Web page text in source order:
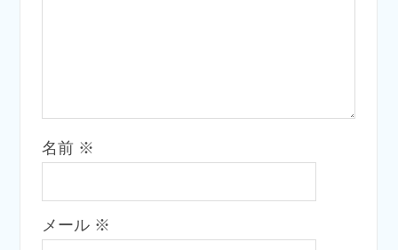
名前 ※
メール ※